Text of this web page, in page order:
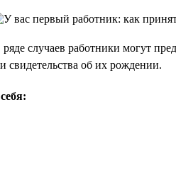
случаев работники могут
свидетельства об их рождении.